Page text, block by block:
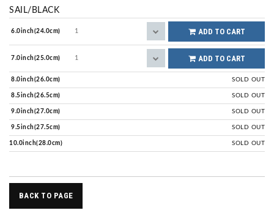
SAIL/BLACK
6.0inch(24.0cm) ADD TO CART
7.0inch(25.0cm) ADD TO CART
8.0inch(26.0cm) SOLD OUT
8.5inch(26.5cm) SOLD OUT
9.0inch(27.0cm) SOLD OUT
9.5inch(27.5cm) SOLD OUT
10.0inch(28.0cm) SOLD OUT
BACK TO PAGE